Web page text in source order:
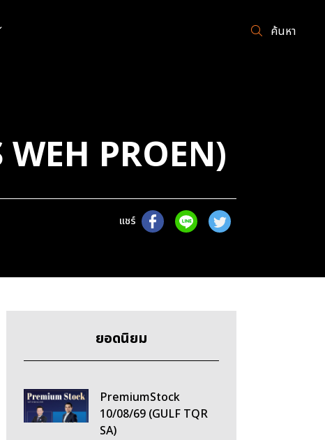
ค้นหา
PROEN)
แชร์
ยอดนิยม
PremiumStock
10/08/69 (GULF TQR
SA)